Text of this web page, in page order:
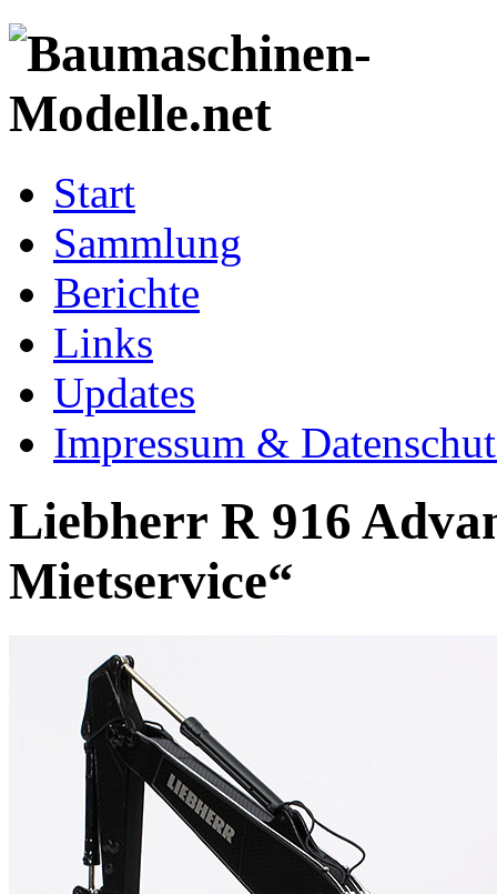
Start
Sammlung
Berichte
Links
Updates
Impressum &
Liebherr R 916
Mietservice“